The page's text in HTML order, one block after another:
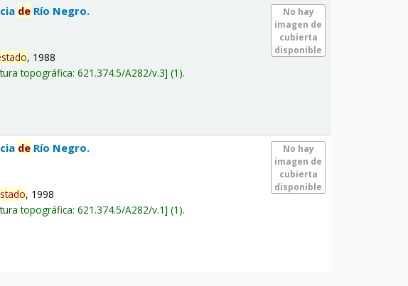
No hay
imagen de
cubierta
disponible
de Río Negro.
, 1988
topográfica:621.374.5/A282/v.3 (1).
No hay
imagen de
cubierta
disponible
de Río Negro.
, 1998
topográfica:621.374.5/A282/v.1 (1).